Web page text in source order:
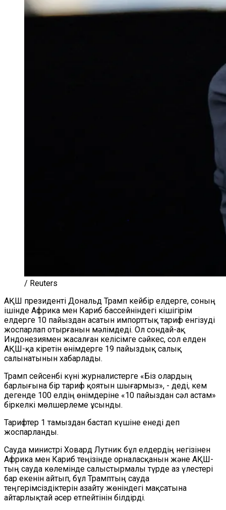
/ Reuters
АҚШ президенті Дональд Трамп кейбір елдерге, соның
ішінде Африка мен Кариб бассейніндегі кішігірім
елдерге 10 пайыздан асатын импорттық тариф енгізуді
жоспарлап отырғанын мәлімдеді. Ол сондай-ақ
Индонезиямен жасалған келісімге сәйкес, сол елден
АҚШ-қа кіретін өнімдерге 19 пайыздық салық
салынатынын хабарлады.
Трамп сейсенбі күні журналистерге «Біз олардың
барлығына бір тариф қоятын шығармыз», - деді, кем
дегенде 100 елдің өнімдеріне «10 пайыздан сәл астам»
біркелкі мөлшерлеме ұсынды.
Тарифтер 1 тамыздан бастап күшіне енеді деп
жоспарланды.
Сауда министрі Ховард Лутник бұл елдердің негізінен
Африка мен Кариб теңізінде орналасқанын және АҚШ-
тың сауда көлемінде салыстырмалы түрде аз үлестері
бар екенін айтып, бұл Трамптың сауда
теңгерімсіздіктерін азайту жөніндегі мақсатына
айтарлықтай әсер етпейтінін білдірді.